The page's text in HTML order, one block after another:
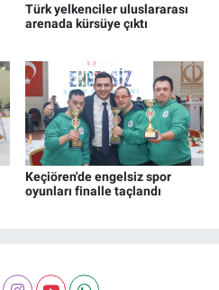
Türk yelkenciler uluslararası
arenada kürsüye çıktı
Keçiören'de engelsiz spor
oyunları finalle taçlandı